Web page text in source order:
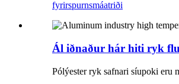
fyrirspurnsmáatriði
Ál iðnaður hár hiti ryk
Pólýester ryk safnari síupoki eru